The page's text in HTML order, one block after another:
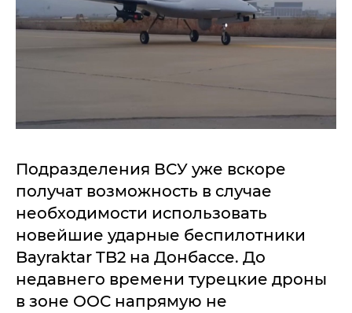
Подразделения ВСУ уже вскоре
получат возможность в случае
необходимости использовать
новейшие ударные беспилотники
Bayraktar TB2 на Донбассе. До
недавнего времени турецкие дроны
в зоне ООС напрямую не